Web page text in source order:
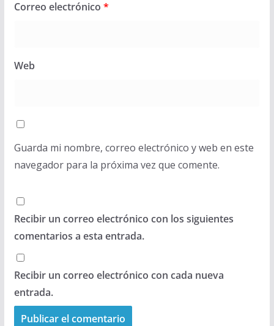
Correo electrónico *
Web
Guarda mi nombre, correo electrónico y web en este
navegador para la próxima vez que comente.
Recibir un correo electrónico con los siguientes
comentarios a esta entrada.
Recibir un correo electrónico con cada nueva
entrada.